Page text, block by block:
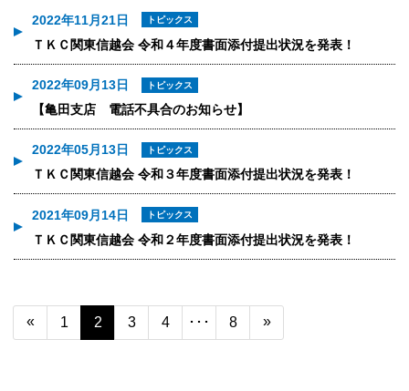
2022年11月21日 トピックス
ＴＫＣ関東信越会 令和４年度書面添付提出状況を発表！
2022年09月13日 トピックス
【亀田支店 電話不具合のお知らせ】
2022年05月13日 トピックス
ＴＫＣ関東信越会 令和３年度書面添付提出状況を発表！
2021年09月14日 トピックス
ＴＫＣ関東信越会 令和２年度書面添付提出状況を発表！
« 1 2 3 4 ･･･ 8 »